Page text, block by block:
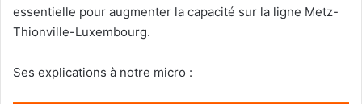
essentielle pour augmenter la capacité sur la ligne Metz-
Thionville-Luxembourg.
Ses explications à notre micro :